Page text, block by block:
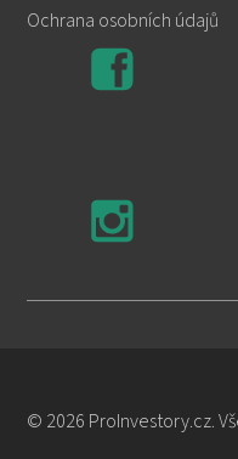
Ochrana osobních údajů
© 2026 ProInvestory.cz.